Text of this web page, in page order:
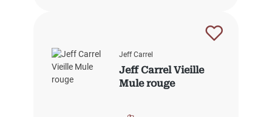
Jeff Carrel
Jeff Carrel Vieille
Mule rouge